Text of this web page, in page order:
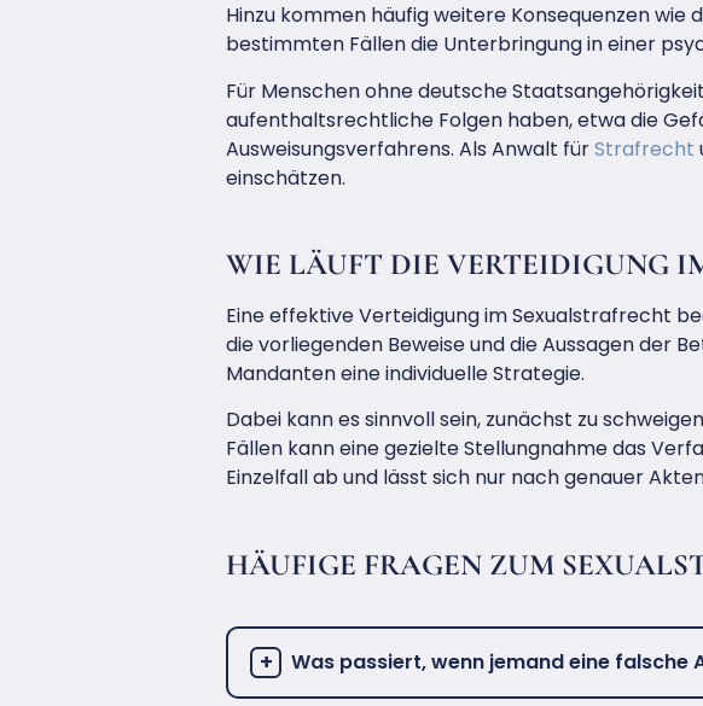
Hinzu kommen häufig weitere Konsequenzen wie
bestimmten Fällen die Unterbringung in einer
Für Menschen ohne deutsche
aufenthaltsrechtliche Folgen haben, etwa die
Ausweisungsverfahrens. Als Anwalt fürStrafrecht
einschätzen.
WIE LÄUFT DIE VERTEIDIGUNG
Eine effektive Verteidigung im Sexualstrafrecht
die vorliegenden Beweise und die Aussagen der
Mandanten eine individuelle Strategie.
Dabei kann es sinnvoll sein, zunächst zu
Fällen kann eine gezielte Stellungnahme das
Einzelfall ab und lässt sich nur nach genauer
HÄUFIGE FRAGEN ZUM
Was passiert, wenn jemand eine falsche